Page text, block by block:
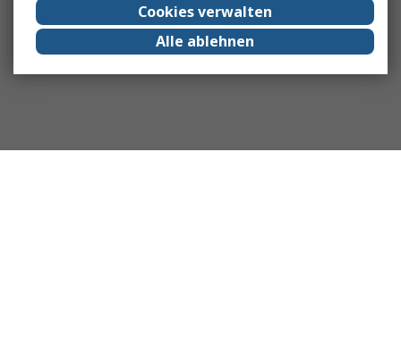
Cookies verwalten
Alle ablehnen